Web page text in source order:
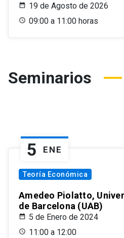
19 de Agosto de 2026
09:00 a 11:00 horas
Seminarios
5 ENE
Teoría Económica
Amedeo Piolatto,
de Barcelona (UAB)
5 de Enero de 2024
11:00 a 12:00